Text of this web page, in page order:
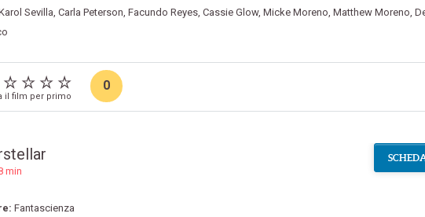
Sevilla, Carla Peterson, Facundo Reyes, Cassie Glow, Micke Moreno, Matthew Moreno,
il film per primo
0
min
Fantascienza